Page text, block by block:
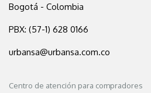
Bogotá - Colombia
PBX: (57-1) 628 0166
urbansa@urbansa.com.co
Centro de atención para compradores